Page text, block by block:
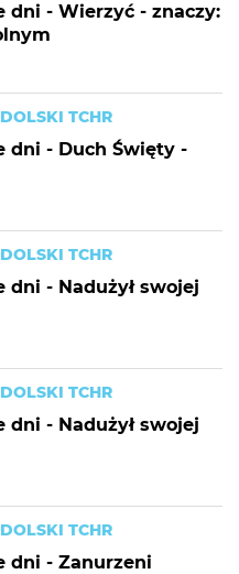
dni - Wierzyć - znaczy:
TCHR
dni - Duch Święty -
TCHR
dni - Nadużył swojej
TCHR
dni - Nadużył swojej
TCHR
dni - Zanurzeni